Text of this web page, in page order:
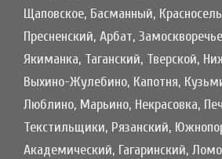
Щаповское, Басманный,
Пресненский, Арбат,
Якиманка, Таганский, Тверской,
Выхино-Жулебино, Капотня,
Люблино, Марьино, Некрасовка,
Текстильщики, Рязанский,
Академический, Гагаринский,